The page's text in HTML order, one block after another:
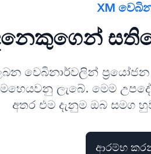
XM
වෙබිනාර්වලින්
ලැබේ. මෙම
අතර එම දැනුම ඔබ සමග
ආරම්භ